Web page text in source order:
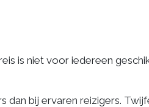
is niet voor iedereen
dan bij ervaren reizigers.